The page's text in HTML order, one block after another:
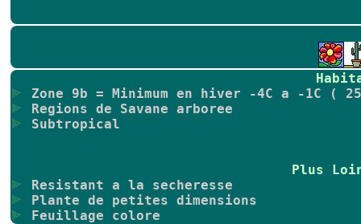
Zone 9b = Minimum en hiver -4C a -1C (
Regions de Savane arboree
Subtropical
Plus
Resistant a la secheresse
Plante de petites dimensions
Feuillage colore